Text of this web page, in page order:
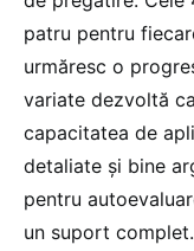
patru pentru
urmăresc o
variate dezvoltă
capacitatea de
detaliate și bine
pentru
un suport complet.